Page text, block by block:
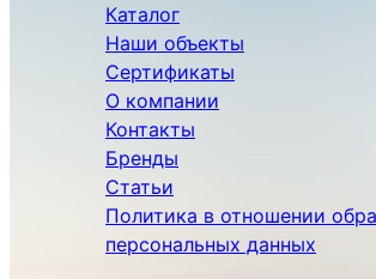
Каталог
Наши объекты
Сертификаты
О компании
Контакты
Бренды
Статьи
Политика в отношении
персональных данных